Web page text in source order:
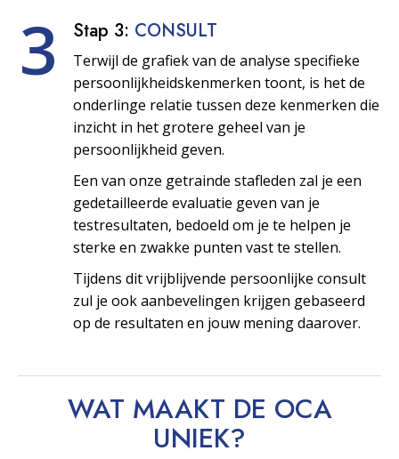
3 Stap 3: CONSULT
Terwijl de grafiek van de analyse specifieke
persoonlijkheids­kenmerken toont, is het de
onderlinge relatie tussen deze kenmerken die
inzicht in het grotere geheel van je
persoonlijkheid geven.
Een van onze getrainde stafleden zal je een
gedetailleerde evaluatie geven van je
testresultaten, bedoeld om je te helpen je
sterke en zwakke punten vast te stellen.
Tijdens dit vrijblijvende persoonlijke consult
zul je ook aanbevelingen krijgen gebaseerd
op de resultaten en jouw mening daarover.
WAT MAAKT DE OCA
UNIEK?